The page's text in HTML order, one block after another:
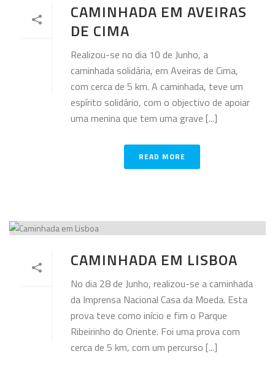
CAMINHADA EM AVEIRAS
DE CIMA
Realizou-se no dia 10 de Junho, a
caminhada solidária, em Aveiras de Cima,
com cerca de 5 km. A caminhada, teve um
espírito solidário, com o objectivo de apoiar
uma menina que tem uma grave [...]
READ MORE
CAMINHADA EM LISBOA
No dia 28 de Junho, realizou-se a caminhada
da Imprensa Nacional Casa da Moeda. Esta
prova teve como início e fim o Parque
Ribeirinho do Oriente. Foi uma prova com
cerca de 5 km, com um percurso [...]